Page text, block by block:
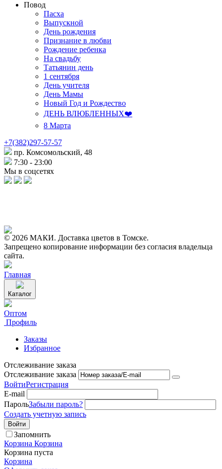
Повод
Пасха
Выпускной
День рождения
Признание в любви
Рождение ребенка
На свадьбу
Татьянин день
1 сентября
День учителя
День Мамы
Новый Год и Рождество
ДЕНЬ ВЛЮБЛЕННЫХ❤️
8 Марта
+7(382)297-57-57
пр. Комсомольский, 48
7:30 - 23:00
Мы в соцсетях
© 2026 МАКИ. Доставка цветов в Томске.
Запрещено копирование информации без согласия владельца
сайта.
Главная
Каталог
Оптом
Профиль
Заказы
Избранное
Отслеживание заказа
Отслеживание заказа
ВойтиРегистрация
E-mail
ПарольЗабыли пароль?
Создать учетную запись
Войти
Запомнить
Корзина Корзина
Корзина пуста
Корзина